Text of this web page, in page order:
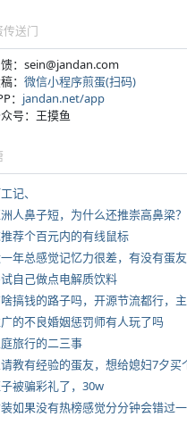
传送门
：sein@jandan.com
： 微信小程序煎蛋(扫码)
： jandan.net/app
号：王摸鱼
记、
人鼻子短，为什么还推崇高鼻梁？
荐个百元内的有线鼠标
年总感觉记忆力很差，有没有蛋
自己做点电解质饮料
的不良婚姻惩罚师有人玩了吗
旅行的二三事
被骗彩礼了，30w
如果没有热榜感觉分分钟会错过